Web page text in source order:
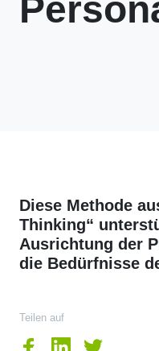
Diese Methode
Thinking“
Ausrichtung der
die Bedürfnisse
Teilen auf